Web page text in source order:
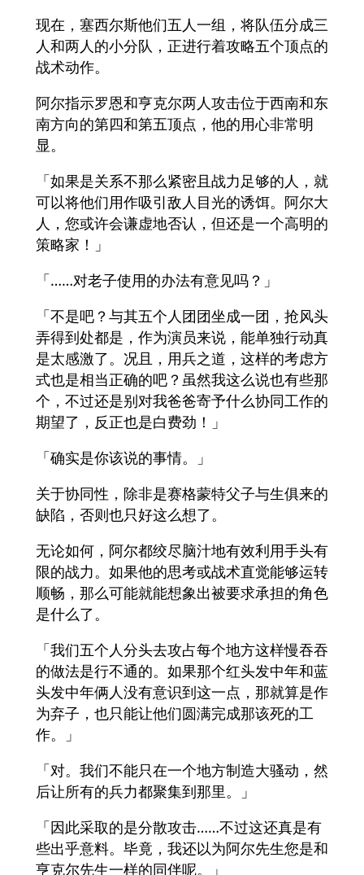
现在，塞西尔斯他们五人一组，将队伍分成三
人和两人的小分队，正进行着攻略五个顶点的
战术动作。
阿尔指示罗恩和亨克尔两人攻击位于西南和东
南方向的第四和第五顶点，他的用心非常明
显。
「如果是关系不那么紧密且战力足够的人，就
可以将他们用作吸引敌人目光的诱饵。阿尔大
人，您或许会谦虚地否认，但还是一个高明的
策略家！」
「……对老子使用的办法有意见吗？」
「不是吧？与其五个人团团坐成一团，抢风头
弄得到处都是，作为演员来说，能单独行动真
是太感激了。况且，用兵之道，这样的考虑方
式也是相当正确的吧？虽然我这么说也有些那
个，不过还是别对我爸爸寄予什么协同工作的
期望了，反正也是白费劲！」
「确实是你该说的事情。」
关于协同性，除非是赛格蒙特父子与生俱来的
缺陷，否则也只好这么想了。
无论如何，阿尔都绞尽脑汁地有效利用手头有
限的战力。如果他的思考或战术直觉能够运转
顺畅，那么可能就能想象出被要求承担的角色
是什么了。
「我们五个人分头去攻占每个地方这样慢吞吞
的做法是行不通的。如果那个红头发中年和蓝
头发中年俩人没有意识到这一点，那就算是作
为弃子，也只能让他们圆满完成那该死的工
作。」
「对。我们不能只在一个地方制造大骚动，然
后让所有的兵力都聚集到那里。」
「因此采取的是分散攻击……不过这还真是有
些出乎意料。毕竟，我还以为阿尔先生您是和
亨克尔先生一样的同伴呢。」